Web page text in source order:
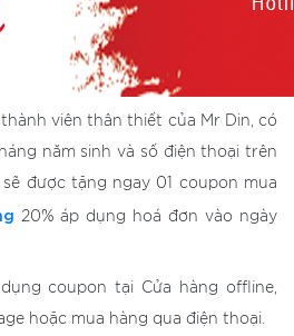
viên thân thiết của Mr Din, có
năm sinh và số điện thoại trên
được tặng ngay 01 coupon mua
20% áp dụng hoá đơn vào ngày
coupon tại Cửa hàng offline,
hoặc mua hàng qua điện thoại.